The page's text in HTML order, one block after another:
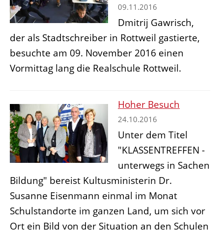
09.11.2016
Dmitrij Gawrisch,
der als Stadtschreiber in Rottweil gastierte,
besuchte am 09. November 2016 einen
Vormittag lang die Realschule Rottweil.
Hoher Besuch
24.10.2016
Unter dem Titel
"KLASSENTREFFEN -
unterwegs in Sachen
Bildung" bereist Kultusministerin Dr.
Susanne Eisenmann einmal im Monat
Schulstandorte im ganzen Land, um sich vor
Ort ein Bild von der Situation an den Schulen